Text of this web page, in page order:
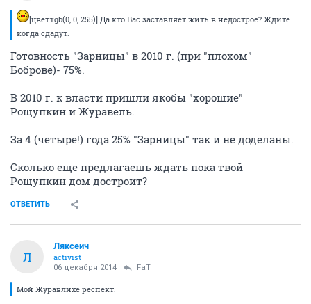
[цвет:rgb(0, 0, 255)] Да кто Вас заставляет жить в недострое? Ждите
когда сдадут.
Готовность "Зарницы" в 2010 г. (при "плохом"
Боброве)- 75%.
В 2010 г. к власти пришли якобы "хорошие"
Рощупкин и Журавель.
За 4 (четыре!) года 25% "Зарницы" так и не доделаны.
Сколько еще предлагаешь ждать пока твой
Рощупкин дом достроит?
ОТВЕТИТЬ
Л
Ляксеич
activist
06 декабря 2014 FaT
Мой Журавлихе респект.